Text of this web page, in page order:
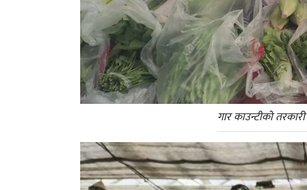
गार काउन्टीको